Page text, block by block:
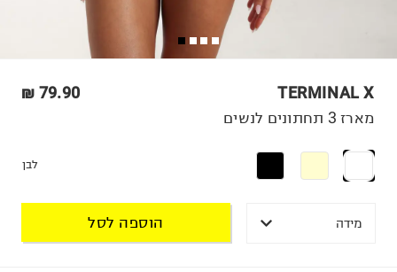
TERMINAL X
79.90 ₪
מארז 3 תחתונים לנשים
לבן
מידה הוספה לסל